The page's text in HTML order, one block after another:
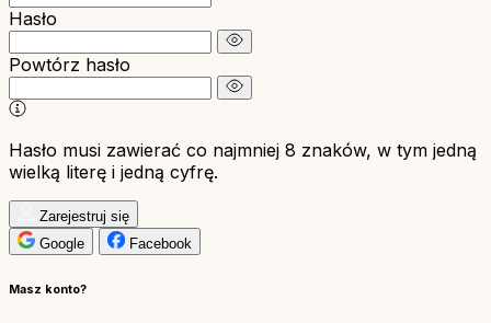
Hasło
Powtórz hasło
Hasło musi zawierać co najmniej 8 znaków, w tym jedną
wielką literę i jedną cyfrę.
Zarejestruj się
Google
Facebook
Masz konto?